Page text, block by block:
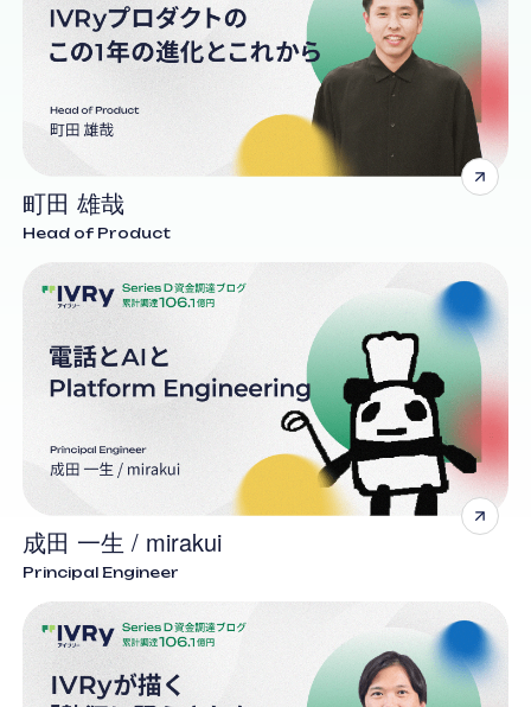
町田 雄哉
Head of Product
成田 一生 / mirakui
Principal Engineer